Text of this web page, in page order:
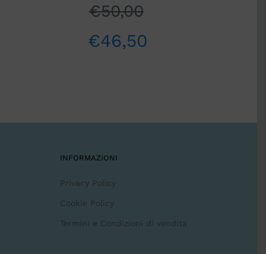
€50,00
€46,50
INFORMAZIONI
Privacy Policy
Cookie Policy
Termini e Condizioni di vendita